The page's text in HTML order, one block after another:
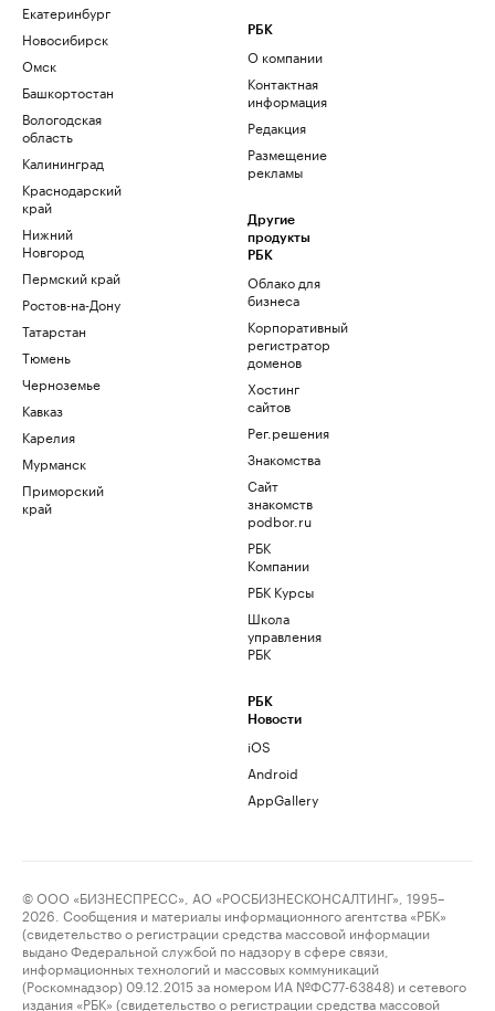
Екатеринбург
Новосибирск
Омск
Башкортостан
Вологодская
область
Калининград
Краснодарский
край
Нижний
Новгород
Пермский край
Ростов-на-Дону
Татарстан
Тюмень
Черноземье
Кавказ
Карелия
Мурманск
Приморский
край
РБК
О компании
Контактная
информация
Редакция
Размещение
рекламы
Другие
продукты
РБК
Облако для
бизнеса
Корпоративный
регистратор
доменов
Хостинг
сайтов
Рег.решения
Знакомства
Сайт
знакомств
podbor.ru
РБК
Компании
РБК Курсы
Школа
управления
РБК
РБК
Новости
iOS
Android
AppGallery
© ООО «БИЗНЕСПРЕСС», АО «РОСБИЗНЕСКОНСАЛТИНГ», 1995–
2026. Сообщения и материалы информационного агентства «РБК»
(свидетельство о регистрации средства массовой информации
выдано Федеральной службой по надзору в сфере связи,
информационных технологий и массовых коммуникаций
(Роскомнадзор) 09.12.2015 за номером ИА №ФС77-63848) и сетевого
издания «РБК» (свидетельство о регистрации средства массовой